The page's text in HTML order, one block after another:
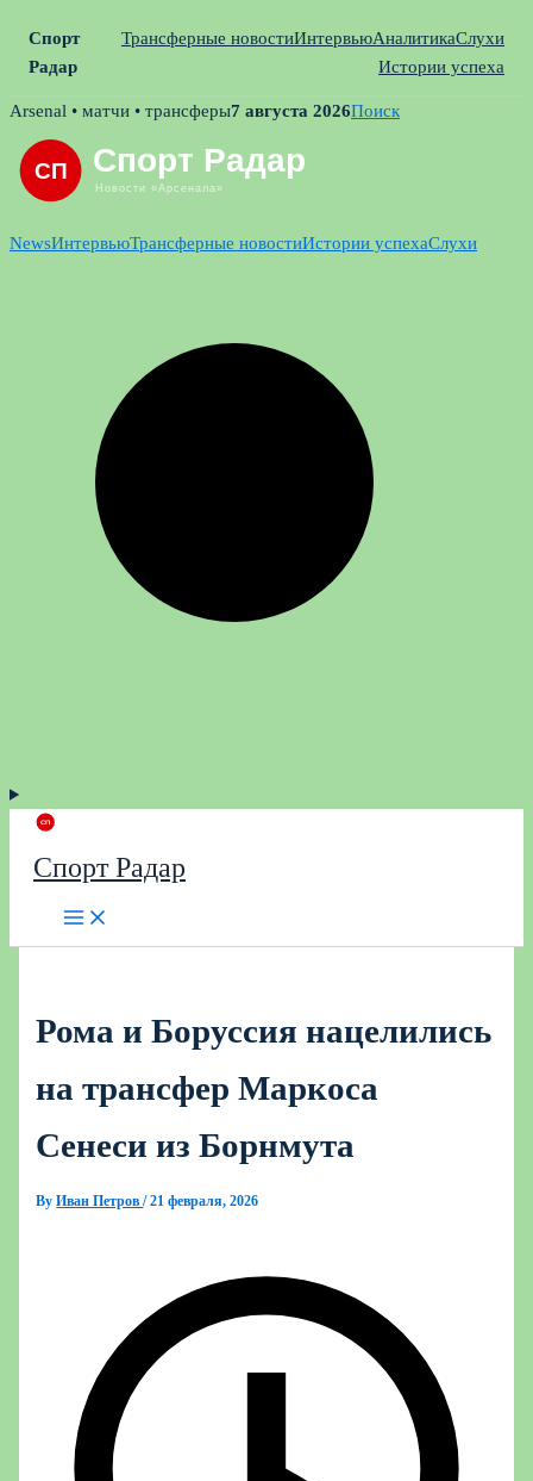
Спорт
Радар
Трансферные новостиИнтервьюАналитикаСлухи
Истории успеха
Skip
content
Arsenal • матчи • трансферы7 августа 2026Поиск
NewsИнтервьюТрансферные новостиИстории успехаСлухи
Спорт Радар
Рома и Боруссия нацелились
на трансфер Маркоса
Сенеси из Борнмута
ByИван Петров/21 февраля, 2026